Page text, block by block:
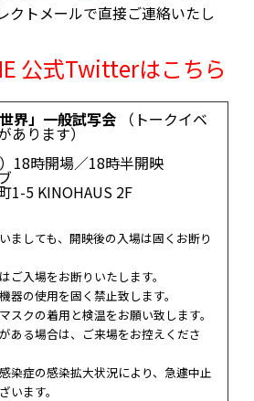
トメールで直接ご連絡いたし
公式Twitterはこちら
界」一般試写会（トークイベ
あります）
18時開場／18時半開映
KINOHAUS 2F
ましても、開映後の入場は固くお断り
入場をお断りいたします。
の使用を固く禁止致します。
クの着用と検温をお願い致します。
ある場合は、ご来場をお控えくださ
染症の感染拡大状況により、急遽中止
います。